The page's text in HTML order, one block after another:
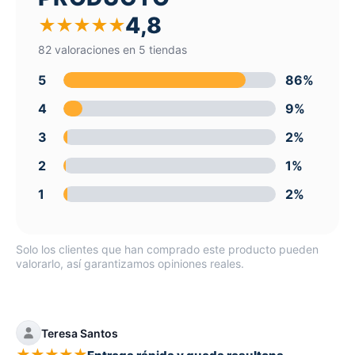
★★★★★4,8
82 valoraciones en 5 tiendas
5
86%
4
9%
3
2%
2
1%
1
2%
Solo los clientes que han comprado este producto pueden
valorarlo, así garantizamos opiniones reales.
Teresa Santos